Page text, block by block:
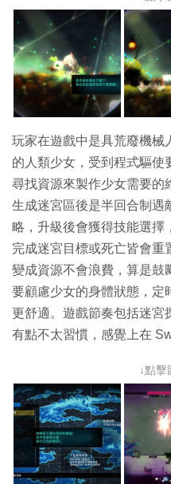
玩家在遊戲中是具荒廢機械
的人類少女，受到程式驅使
尋找資源來製作少女需要的
生成迷宮區後是半回合制遇
略，升級後會獲得技能選擇
完成迷宮目標或死亡皆會重
變成資源不會浪費，算是鼓
要顧慮少女的身體狀態，定
更舒適。遊戲節奏包括迷宮
有點不太習慣，感覺上在
↓點擊